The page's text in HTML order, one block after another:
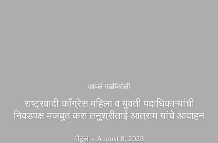
आपलं गडचिरोली
राष्ट्रवादी काँग्रेस महिला व युवती पदाधिकाऱ्यांची
निवडपक्ष मजबुत करा तनुश्रीताई आत्राम यांचे आवाहन
गोटूल - August 8, 2026